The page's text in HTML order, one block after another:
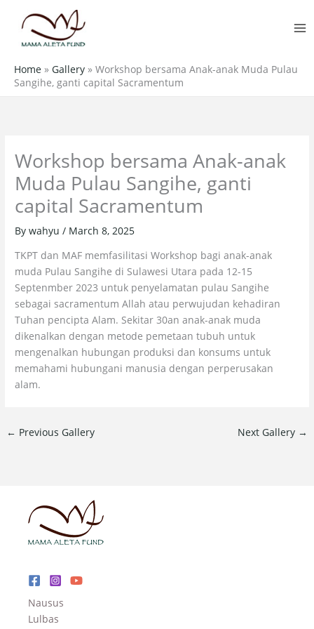
content
Home » Gallery » Workshop bersama Anak-anak Muda Pulau
Sangihe, ganti capital Sacramentum
Workshop bersama Anak-anak
Muda Pulau Sangihe, ganti
capital Sacramentum
Bywahyu/ March 8, 2025
TKPT dan MAF memfasilitasi Workshop bagi anak-anak
muda Pulau Sangihe di Sulawesi Utara pada 12-15
Septenmber 2023 untuk penyelamatan pulau Sangihe
sebagai sacramentum Allah atau perwujudan kehadiran
Tuhan pencipta Alam. Sekitar 30an anak-anak muda
dikenalkan dengan metode pemetaan tubuh untuk
mengenalkan hubungan produksi dan konsums untuk
memahami hubungani manusia dengan perperusakan
alam.
← Previous Gallery Next Gallery →
Nausus
Lulbas